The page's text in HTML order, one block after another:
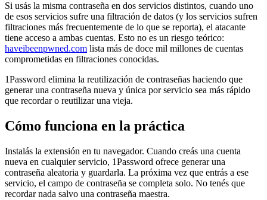
Si usás la misma contraseña en dos servicios distintos, cuando uno
de esos servicios sufre una filtración de datos (y los servicios sufren
filtraciones más frecuentemente de lo que se reporta), el atacante
tiene acceso a ambas cuentas. Esto no es un riesgo teórico:
haveibeenpwned.com lista más de doce mil millones de cuentas
comprometidas en filtraciones conocidas.
1Password elimina la reutilización de contraseñas haciendo que
generar una contraseña nueva y única por servicio sea más rápido
que recordar o reutilizar una vieja.
Cómo funciona en la práctica
Instalás la extensión en tu navegador. Cuando creás una cuenta
nueva en cualquier servicio, 1Password ofrece generar una
contraseña aleatoria y guardarla. La próxima vez que entrás a ese
servicio, el campo de contraseña se completa solo. No tenés que
recordar nada salvo una contraseña maestra.